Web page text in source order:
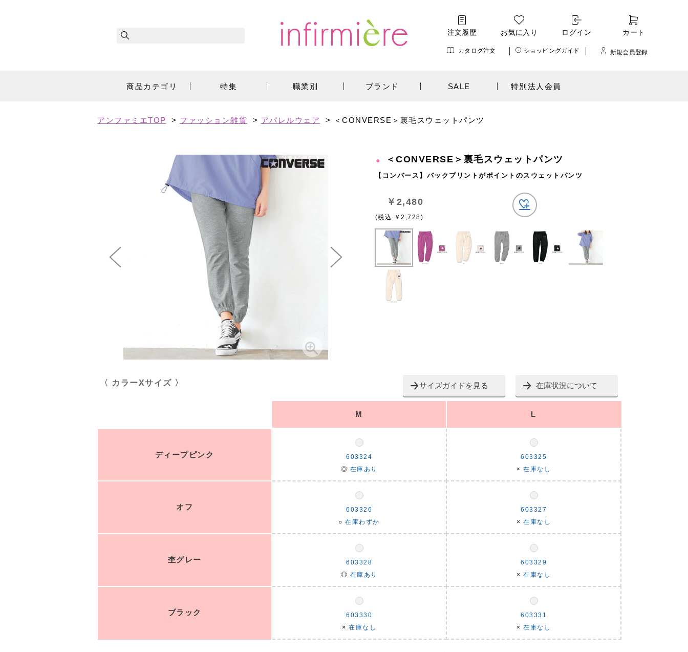
注文履歴 お気に入り ログイン カート
カタログ注文 ショッピングガイド 新規会員登録
商品カテゴリ 特集 職業別 ブランド SALE 特別法人会員
アンファミエTOP > ファッション雑貨 > アパレルウェア > ＜CONVERSE＞裏毛スウェットパンツ
＜CONVERSE＞裏毛スウェットパンツ
【コンバース】バックプリントがポイントのスウェットパンツ
￥2,480
(税込 ￥2,728)
〈 カラーXサイズ 〉 サイズガイドを見る 在庫状況について
M L
ディープピンク
603324
◎ 在庫あり
603325
× 在庫なし
オフ
603326
○在庫わずか
603327
× 在庫なし
杢グレー
603328
◎ 在庫あり
603329
× 在庫なし
ブラック
603330
× 在庫なし
603331
× 在庫なし